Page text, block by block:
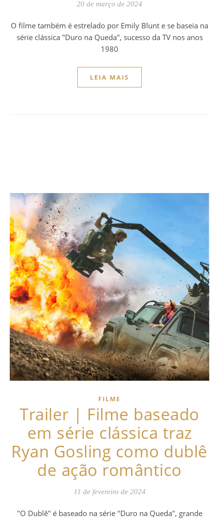
20 de março de 2024
O filme também é estrelado por Emily Blunt e se baseia na
série clássica "Duro na Queda", sucesso da TV nos anos
1980
LEIA MAIS
FILME
Trailer | Filme baseado
em série clássica traz
Ryan Gosling como dublê
de ação romântico
11 de fevereiro de 2024
"O Dublê" é baseado na série "Duro na Queda", grande